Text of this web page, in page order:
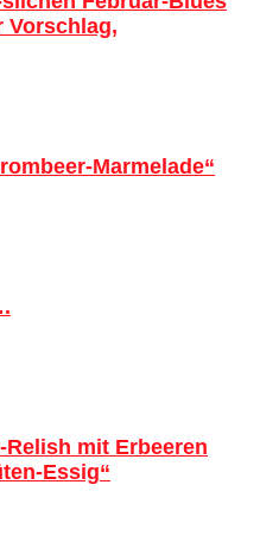
Vorschlag,
Marmelade“
Relish mit Erbeeren
Essig“